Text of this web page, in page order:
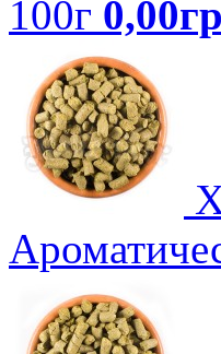
100г